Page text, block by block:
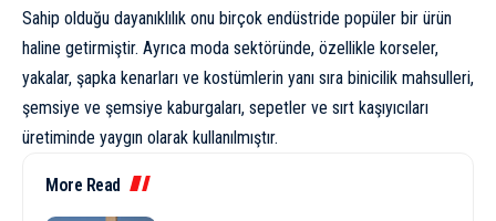
Sahip olduğu dayanıklılık onu birçok endüstride popüler bir ürün
haline getirmiştir. Ayrıca moda sektöründe, özellikle korseler,
yakalar, şapka kenarları ve kostümlerin yanı sıra binicilik mahsulleri,
şemsiye ve şemsiye kaburgaları, sepetler ve sırt kaşıyıcıları
üretiminde yaygın olarak kullanılmıştır.
More Read